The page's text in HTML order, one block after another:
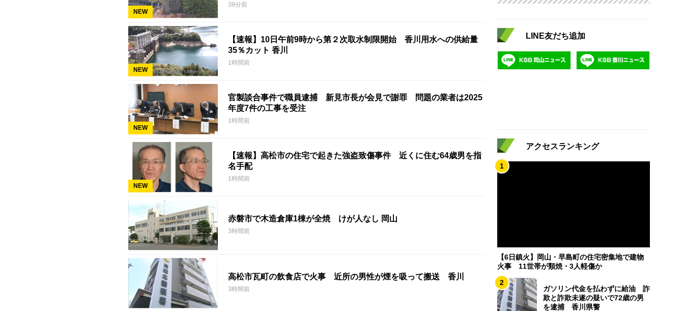
NEW
39分前
NEW
【速報】10日午前9時から第２次取水制限開始 香川用水への供給量
35％カット 香川
1時間前
NEW
官製談合事件で職員逮捕 新見市長が会見で謝罪 問題の業者は2025
年度7件の工事を受注
1時間前
NEW
【速報】高松市の住宅で起きた強盗致傷事件 近くに住む64歳男を指
名手配
1時間前
赤磐市で木造倉庫1棟が全焼 けが人なし 岡山
3時間前
高松市瓦町の飲食店で火事 近所の男性が煙を吸って搬送 香川
3時間前
LINE友だち追加
アクセスランキング
1
【6日鎮火】岡山・早島町の住宅密集地で建物
火事 11世帯が類焼・3人軽傷か
2
ガソリン代金を払わずに給油 詐
欺と詐欺未遂の疑いで72歳の男
を逮捕 香川県警